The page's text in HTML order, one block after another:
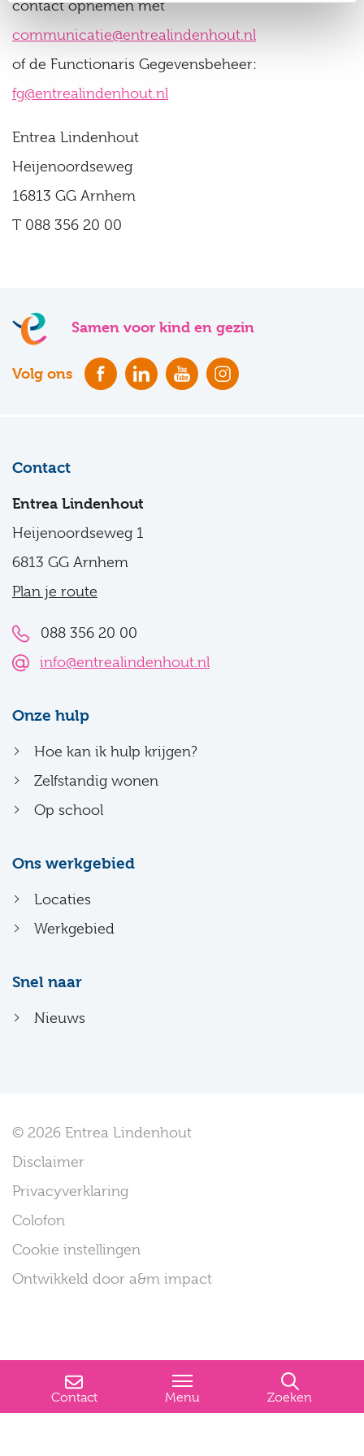
contact opnemen met
communicatie@entrealindenhout.nl
of de Functionaris Gegevensbeheer:
fg@entrealindenhout.nl
Entrea Lindenhout
Heijenoordseweg
16813 GG Arnhem
T 088 356 20 00
Samen voor kind en gezin
Volg ons
Contact
Entrea Lindenhout
Heijenoordseweg 1
6813 GG Arnhem
Plan je route
088 356 20 00
info@entrealindenhout.nl
Onze hulp
Hoe kan ik hulp krijgen?
Zelfstandig wonen
Op school
Ons werkgebied
Locaties
Werkgebied
Snel naar
Nieuws
© 2026 Entrea Lindenhout
Disclaimer
Privacyverklaring
Colofon
Cookie instellingen
Ontwikkeld door a&m impact
Contact Menu Zoeken